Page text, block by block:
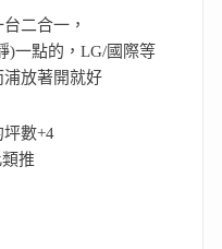
二合一，
)一點的，LG/國際等
放著開就好
數+4
推